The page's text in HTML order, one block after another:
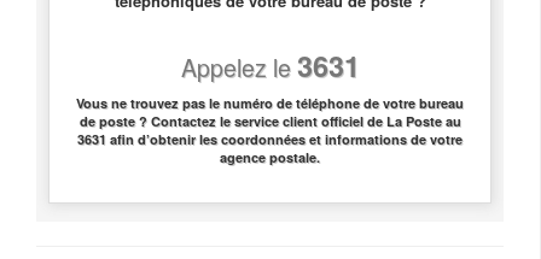
Appelez le3631
Vous ne trouvez pas le numéro de téléphone de votre bureau
de poste ? Contactez le service client officiel de La Poste au
3631 afin d’obtenir les coordonnées et informations de votre
agence postale.